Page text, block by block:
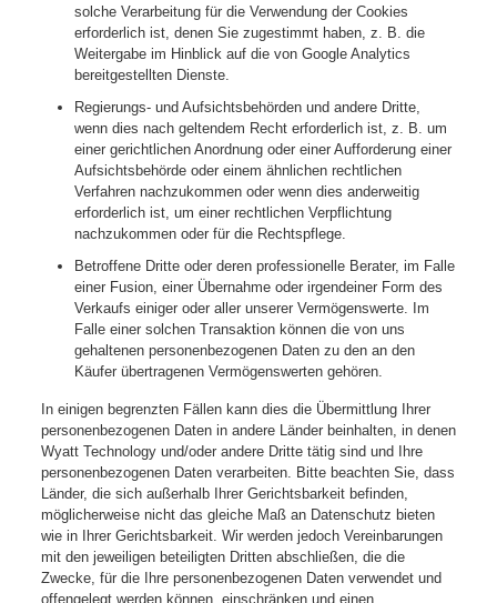
solche Verarbeitung für die Verwendung der Cookies
erforderlich ist, denen Sie zugestimmt haben, z. B. die
Weitergabe im Hinblick auf die von Google Analytics
bereitgestellten Dienste.
Regierungs- und Aufsichtsbehörden und andere Dritte,
wenn dies nach geltendem Recht erforderlich ist, z. B. um
einer gerichtlichen Anordnung oder einer Aufforderung einer
Aufsichtsbehörde oder einem ähnlichen rechtlichen
Verfahren nachzukommen oder wenn dies anderweitig
erforderlich ist, um einer rechtlichen Verpflichtung
nachzukommen oder für die Rechtspflege.
Betroffene Dritte oder deren professionelle Berater, im Falle
einer Fusion, einer Übernahme oder irgendeiner Form des
Verkaufs einiger oder aller unserer Vermögenswerte. Im
Falle einer solchen Transaktion können die von uns
gehaltenen personenbezogenen Daten zu den an den
Käufer übertragenen Vermögenswerten gehören.
In einigen begrenzten Fällen kann dies die Übermittlung Ihrer
personenbezogenen Daten in andere Länder beinhalten, in denen
Wyatt Technology und/oder andere Dritte tätig sind und Ihre
personenbezogenen Daten verarbeiten. Bitte beachten Sie, dass
Länder, die sich außerhalb Ihrer Gerichtsbarkeit befinden,
möglicherweise nicht das gleiche Maß an Datenschutz bieten
wie in Ihrer Gerichtsbarkeit. Wir werden jedoch Vereinbarungen
mit den jeweiligen beteiligten Dritten abschließen, die die
Zwecke, für die Ihre personenbezogenen Daten verwendet und
offengelegt werden können, einschränken und einen